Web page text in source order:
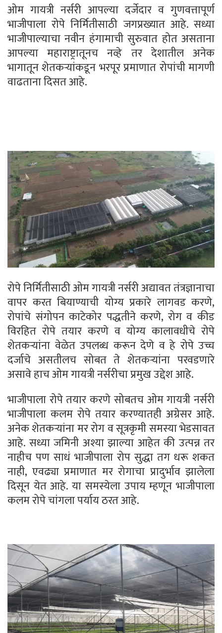
ओम गायत्री नर्सरी आपल्या दर्जेदार व गुणवत्तापूर्ण
भाजीपाला रोपे निर्मितीसाठी जगप्रख्यात आहे. सध्या
भाजीपाल्याचा नवीन हंगामाची सुरुवात होत असताना
आपल्या महाराष्ट्रातूनच नव्हे तर देशातील अनेक
भागातून शेतकऱ्यांकडून भरपूर प्रमाणात रोपांची मागणी
वाढताना दिसत आहे.
रोपे निर्मितीसाठी ओम गायत्री नर्सरी अद्यावत तंत्रज्ञानाचा
वापर करत बियाण्याची योग्य प्रकारे लागवड करणे,
रोपांचे संगोपन काटेकोर पद्धतीने करणे, रोग व कीड
विरहित रोपे तयार करणे व योग्य कालावधीचे रोपे
शेतकऱ्यांना वेळेत उपलब्ध करून देणे व हे रोपे उच्च
दर्जाचे असतीलच सोबत ते शेतकऱ्यांना परवडणारे
असावे हाच ओम गायत्री नर्सरीचा प्रमुख उद्देश आहे.
भाजीपाला रोपे तयार करणे सोबतच ओम गायत्री नर्सरी
भाजीपाला कलम रोपे तयार करण्यातही अग्रेसर आहे.
अनेक शेतकऱ्यांना मर रोग व सूत्रकृमी समस्या भेडसावत
आहे. सध्या जमिनी अश्या झाल्या आहेत की उत्पन्न तर
नाहीच पण साधं भाजीपाला रोप सुद्धा तग धरू शकत
नाही, एवढ्या प्रमाणात मर रोगाचा प्रादुर्भाव झालेला
दिसून येत आहे. या समस्येला उपाय म्हणून भाजीपाला
कलम रोपे चांगला पर्याय ठरत आहे.